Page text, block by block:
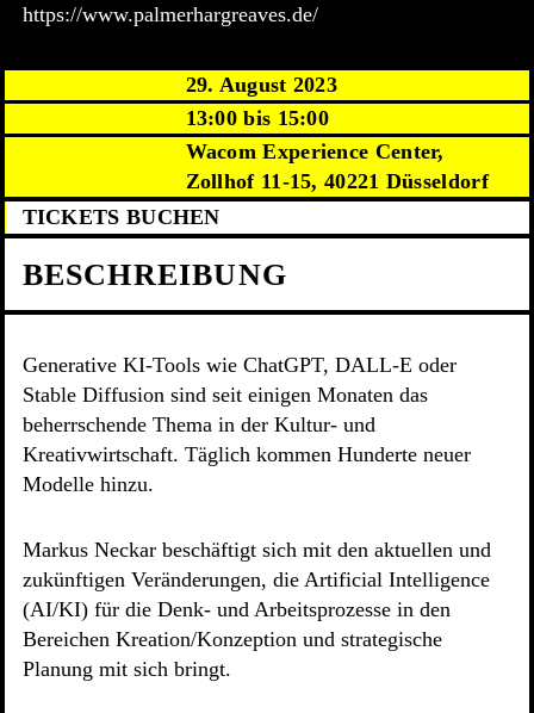
https://www.palmerhargreaves.de/
29. August 2023
13:00 bis 15:00
Wacom Experience Center,
Zollhof 11-15, 40221 Düsseldorf
TICKETS BUCHEN
BESCHREIBUNG
Generative KI-Tools wie ChatGPT, DALL-E oder
Stable Diffusion sind seit einigen Monaten das
beherrschende Thema in der Kultur- und
Kreativwirtschaft. Täglich kommen Hunderte neuer
Modelle hinzu.
Markus Neckar beschäftigt sich mit den aktuellen und
zukünftigen Veränderungen, die Artificial Intelligence
(AI/KI) für die Denk- und Arbeitsprozesse in den
Bereichen Kreation/Konzeption und strategische
Planung mit sich bringt.